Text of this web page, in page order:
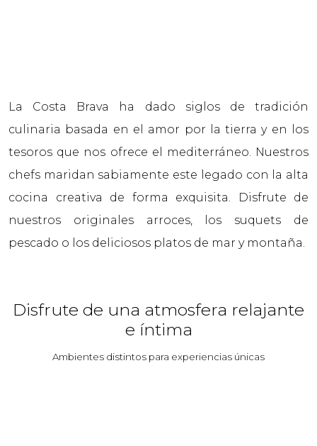
La Costa Brava ha dado siglos de tradición
culinaria basada en el amor por la tierra y en los
tesoros que nos ofrece el mediterráneo. Nuestros
chefs maridan sabiamente este legado con la alta
cocina creativa de forma exquisita. Disfrute de
nuestros originales arroces, los suquets de
pescado o los deliciosos platos de mar y montaña.
Disfrute de una atmosfera relajante
e íntima
Ambientes distintos para experiencias únicas